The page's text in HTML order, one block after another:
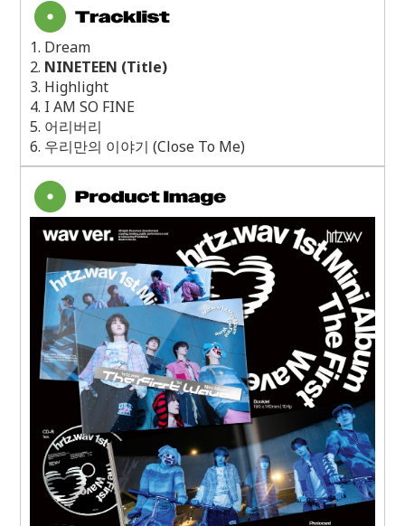
1. Dream
2. NINETEEN (Title)
3. Highlight
4. I AM SO FINE
5. 어리버리
6. 우리만의 이야기 (Close To Me)